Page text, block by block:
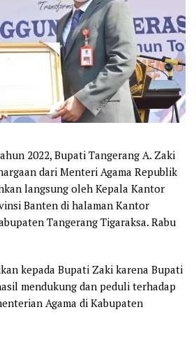
2022, Bupati Tangerang A. Zaki
dari Menteri Agama Republik
langsung oleh Kepala Kantor
Banten di halaman Kantor
Tangerang Tigaraksa. Rabu
kepada Bupati Zaki karena Bupati
mendukung dan peduli terhadap
Agama di Kabupaten